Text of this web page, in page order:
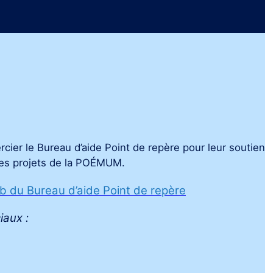
le Bureau d’aide Point de repère pour leur soutien
projets de la POÉMUM.
du Bureau d’aide Point de repère
: